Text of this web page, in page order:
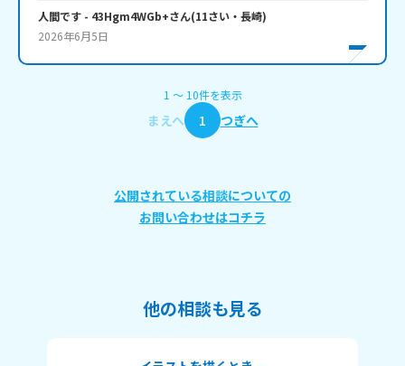
人間です - 43Hgm4WGb+さん(11さい・ 長崎)
2026年6月5日
1 〜 10件を表示
まえへ 1 つぎへ
公開されている相談についての
お問い合わせはコチラ
他の相談も見る